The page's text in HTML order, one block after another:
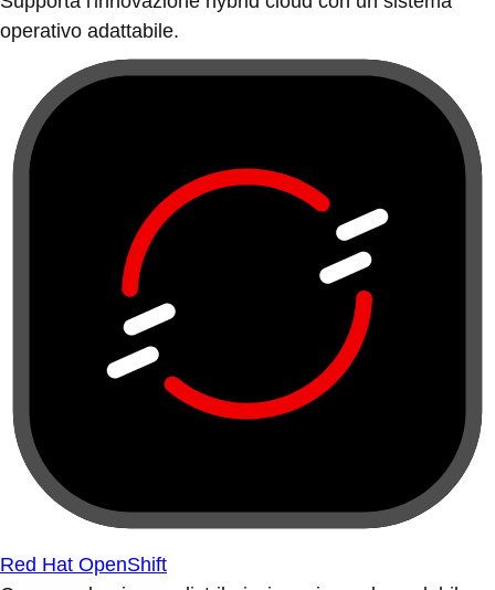
operativo adattabile.
Red Hat OpenShift